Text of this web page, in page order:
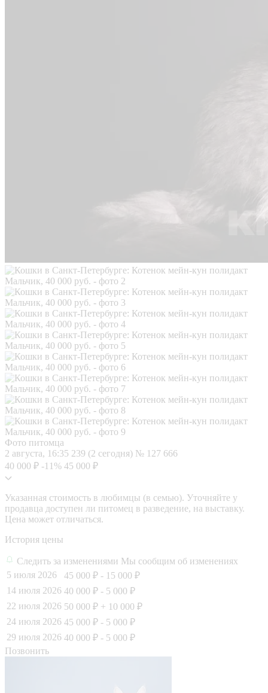
Фото питомца
2 августа, 16:35 239 (2 сегодня) № 127 666
40 000 ₽ -11% 45 000 ₽
Указанная стоимость в любимцы (в семью). Уточняйте у
продавца доступен ли питомец в разведение, на выставку.
Цена может отличаться.
История цены
Следить за изменениями Мы сообщим об изменениях
5 июля 2026
45 000 ₽ - 15 000 ₽
14 июля 2026 40 000 ₽ - 5 000 ₽
22 июля 2026 50 000 ₽ + 10 000 ₽
24 июля 2026 45 000 ₽ - 5 000 ₽
29 июля 2026 40 000 ₽ - 5 000 ₽
Позвонить